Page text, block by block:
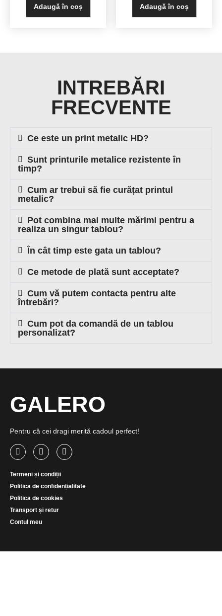
Adaugă în coș Adaugă în coș
INTREBĂRI
FRECVENTE
Ce este un print metalic HD?
Sunt printurile metalice rezistente în
timp?
Cum ar trebui să fie curățat printul
metalic?
Pot combina mai multe mărimi pentru a
realiza un singur tablou?
În cât timp este gata un tablou?
Ce metode de plată sunt acceptate?
Cum vă putem contacta pentru alte
întrebări?
Cum pot da comandă de un tablou
personalizat?
GALERO
Pentru că cei dragi merită cadoul perfect!
Termeni și condiții
Politica de confidențialitate
Politica de cookies
Transport și retur
Contul meu